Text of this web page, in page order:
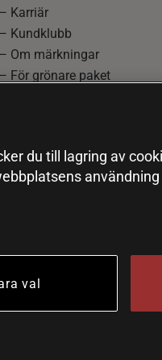
Karriär
Kundklubb
Om märkningar
För grönare paket
du till lagring av
val